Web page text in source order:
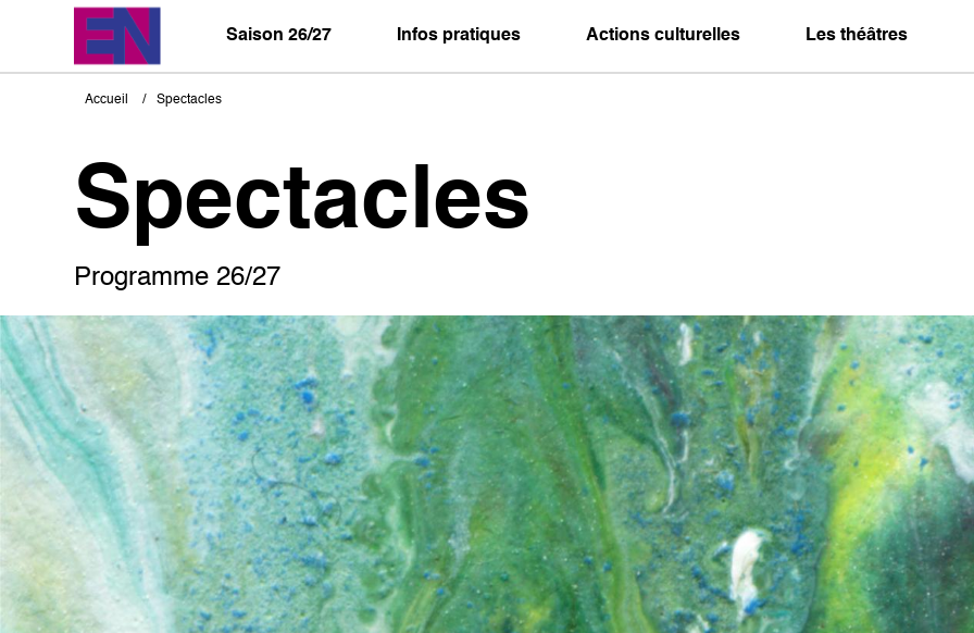
Saison 26/27 Infos pratiques Actions culturelles Les théâtres
Fil
Accueil Spectacles
Spectacles
Programme 26/27